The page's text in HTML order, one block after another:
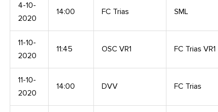
4-10-
2020
14:00 FC Trias SML
11-10-
2020
11:45 OSC VR1 FC Trias VR1
11-10-
2020
14:00 DVV FC Trias